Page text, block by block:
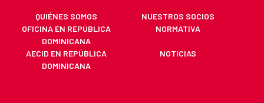
QUIÉNES SOMOS
NUESTROS SOCIOS
OFICINA EN REPÚBLICA
DOMINICANA
NORMATIVA
AECID EN REPÚBLICA
DOMINICANA
NOTICIAS